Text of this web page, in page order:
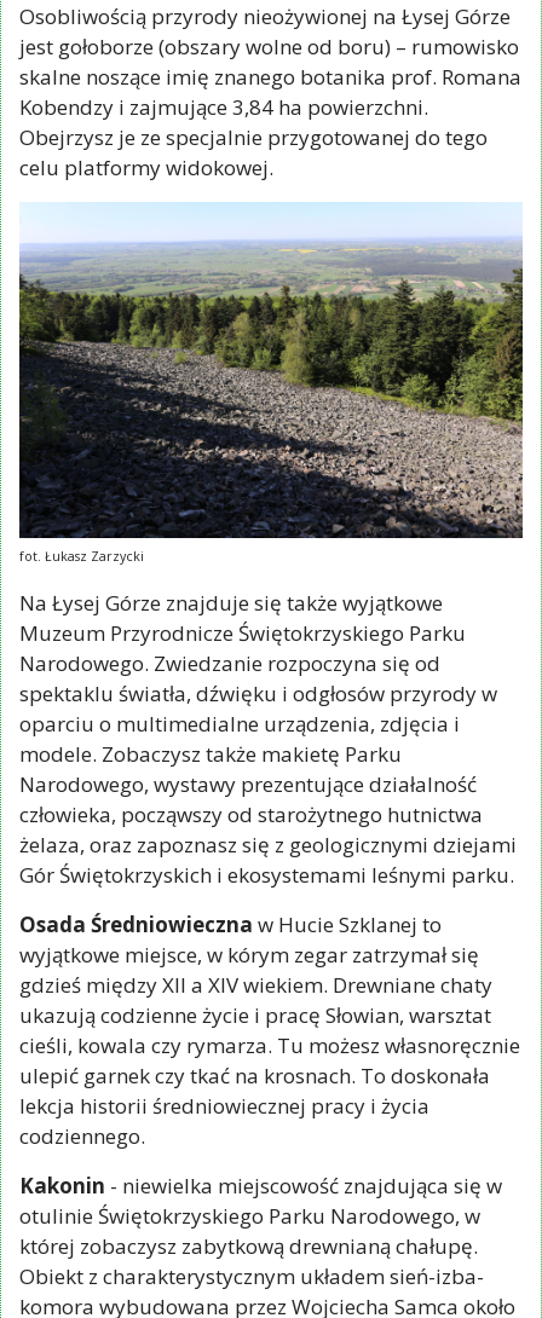
Osobliwością przyrody nieożywionej na Łysej Górze
jest gołoborze (obszary wolne od boru) – rumowisko
skalne noszące imię znanego botanika prof. Romana
Kobendzy i zajmujące 3,84 ha powierzchni.
Obejrzysz je ze specjalnie przygotowanej do tego
celu platformy widokowej.
fot. Łukasz Zarzycki
Na Łysej Górze znajduje się także wyjątkowe
Muzeum Przyrodnicze Świętokrzyskiego Parku
Narodowego. Zwiedzanie rozpoczyna się od
spektaklu światła, dźwięku i odgłosów przyrody w
oparciu o multimedialne urządzenia, zdjęcia i
modele. Zobaczysz także makietę Parku
Narodowego, wystawy prezentujące działalność
człowieka, począwszy od starożytnego hutnictwa
żelaza, oraz zapoznasz się z geologicznymi dziejami
Gór Świętokrzyskich i ekosystemami leśnymi parku.
Osada Średniowieczna w Hucie Szklanej to
wyjątkowe miejsce, w kórym zegar zatrzymał się
gdzieś między XII a XIV wiekiem. Drewniane chaty
ukazują codzienne życie i pracę Słowian, warsztat
cieśli, kowala czy rymarza. Tu możesz własnoręcznie
ulepić garnek czy tkać na krosnach. To doskonała
lekcja historii średniowiecznej pracy i życia
codziennego.
Kakonin - niewielka miejscowość znajdująca się w
otulinie Świętokrzyskiego Parku Narodowego, w
której zobaczysz zabytkową drewnianą chałupę.
Obiekt z charakterystycznym układem sień-izba-
komora wybudowana przez Wojciecha Samca około